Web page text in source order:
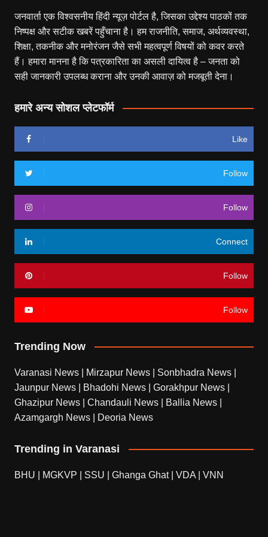
जनवार्ता एक विश्वसनीय हिंदी न्यूज़ पोर्टल है, जिसका उद्देश्य पाठकों तक
निष्पक्ष और सटीक खबरें पहुँचाना है। हम राजनीति, समाज, अर्थव्यवस्था,
शिक्षा, तकनीक और मनोरंजन जैसे सभी महत्वपूर्ण विषयों को कवर करते
हैं। हमारा मानना है कि पत्रकारिता का असली दायित्व है – जनता को
सही जानकारी उपलब्ध कराना और उनकी आवाज़ को मजबूती देना।
हमारे अन्य सोशल प्लेटफॉर्म
Like
Follow
Follow
Connect
Follow
Follow
Trending Now
Varanasi News Mirzapur News Sonbhadra News
Jaunpur News
Bhadohi News Gorakhpur News
Ghazipur News
Chandauli News Ballia News
Azamgargh News
Deoria News
Trending in Varanasi
BHU MGKVP SSU Ghanga Ghat| VDA VNN